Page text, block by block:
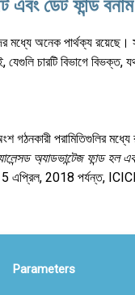
ডেট ফান্ড
অনেক পার্থক্য রয়েছে।
যেগুলি চারটি বিভাগে বিভক্ত,
পরামিতিগুলির
অ্যাডভান্টেজ ফান্ড হল
এপ্রিল, 2018 পর্যন্ত, ICICI
Parameters